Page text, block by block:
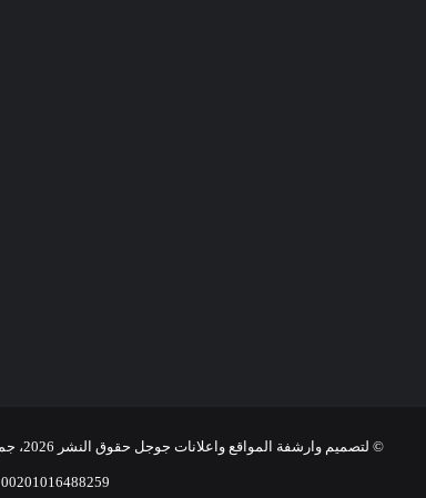
© لتصميم وارشفة المواقع واعلانات جوجل حقوق النشر 2026، جميع الحقوق محفوظة تم تصميم الموقع بواسطة
00201016488259